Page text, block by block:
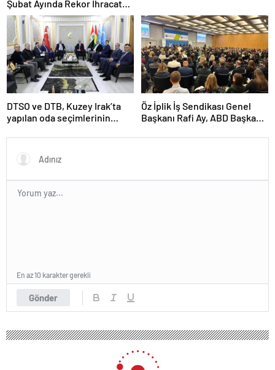
Şubat Ayında Rekor İhracat
Yaptı
DTSO ve DTB, Kuzey Irak’ta
yapılan oda seçimlerinin
güçlendirmek için ziyaretler
gerçekleştirdi
Öz İplik İş Sendikası Genel
Başkanı Rafi Ay, ABD Başkanı
ile görüştü
Gönder
En az 10 karakter gerekli